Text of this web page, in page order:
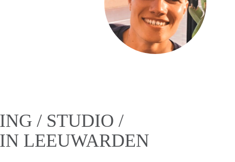
makelaarsvergoeding/
Is
Huurwoning / Huurwoningen
Alle veelgestelde vragen
/ STUDIO /
LEEUWARDEN